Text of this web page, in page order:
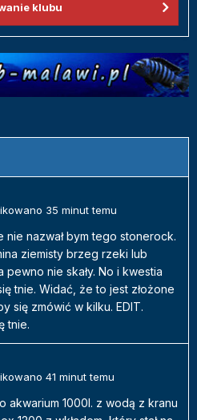
klubu
35 minut temu
nie nazwał bym tego stonerock.
ziemisty brzeg rzeki lub
pewno nie skały. No i kwestia
tnie. Widać, że to jest złożone
się zmówić w kilku. EDIT.
tnie.
41 minut temu
akwarium 1000l. z wodą z kranu